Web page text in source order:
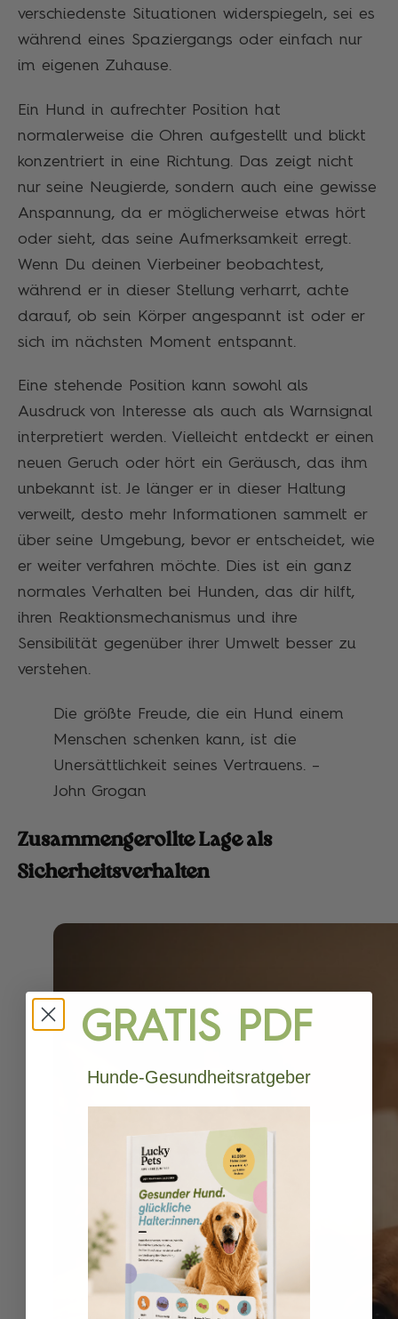
verschiedenste Situationen widerspiegeln, sei es
während eines Spaziergangs oder einfach nur
im eigenen Zuhause.
Ein Hund in aufrechter Position hat
normalerweise die Ohren aufgestellt und blickt
konzentriert in eine Richtung. Das zeigt nicht
nur seine Neugierde, sondern auch eine gewisse
Anspannung, da er möglicherweise etwas hört
oder sieht, das seine Aufmerksamkeit erregt.
Wenn Du deinen Vierbeiner beobachtest,
während er in dieser Stellung verharrt, achte
darauf, ob sein Körper angespannt ist oder er
sich im nächsten Moment entspannt.
Eine stehende Position kann sowohl als
Ausdruck von Interesse als auch als Warnsignal
interpretiert werden. Vielleicht entdeckt er einen
neuen Geruch oder hört ein Geräusch, das ihm
unbekannt ist. Je länger er in dieser Haltung
verweilt, desto mehr Informationen sammelt er
über seine Umgebung, bevor er entscheidet, wie
er weiter verfahren möchte. Dies ist ein ganz
normales Verhalten bei Hunden, das dir hilft,
ihren Reaktionsmechanismus und ihre
Sensibilität gegenüber ihrer Umwelt besser zu
verstehen.
Die größte Freude, die ein Hund einem
Menschen schenken kann, ist die
Unersättlichkeit seines Vertrauens. –
John Grogan
Zusammengerollte Lage als
Sicherheitsverhalten
GRATIS PDF
Hunde-Gesundheitsratgeber